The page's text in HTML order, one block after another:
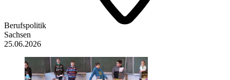
Berufspolitik
Sachsen
25.06.2026